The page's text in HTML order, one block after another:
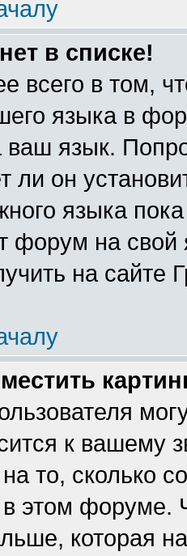
в списке!
всего в том,
языка в
язык.
ли он
языка
форум на
на сайте
к вашему
то, сколько
этом форуме.
которая